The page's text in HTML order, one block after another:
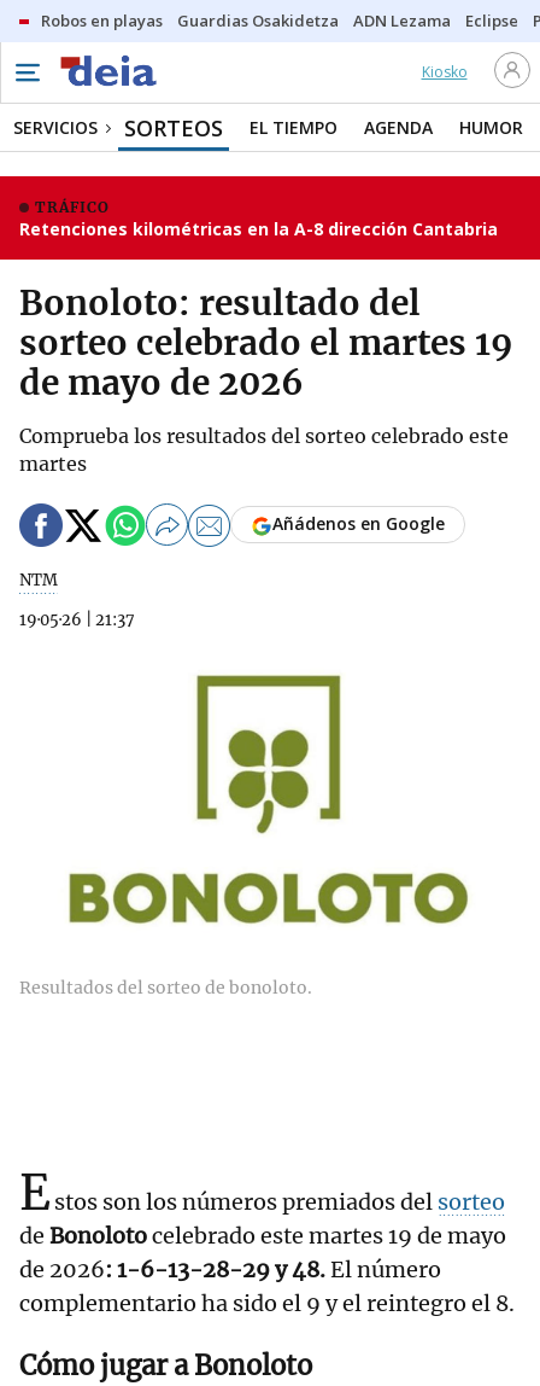
Robos en playas Guardias Osakidetza ADN Lezama Eclipse
Kiosko
SERVICIOS SORTEOS EL TIEMPO AGENDA HUMOR
TRÁFICO
Retenciones kilométricas en la A-8 dirección Cantabria
Bonoloto: resultado del
sorteo celebrado el martes 19
de mayo de 2026
Comprueba los resultados del sorteo celebrado este
martes
NTM
19·05·26
21:37
Añádenos en Google
Resultados del sorteo de bonoloto.
Estos son los números premiados del sorteo
de Bonolotocelebrado este martes 19 de mayo
de 2026: 1-6-13-28-29 y 48.El número
complementario ha sido el 9 y el reintegro el 8.
Cómo jugar a Bonoloto